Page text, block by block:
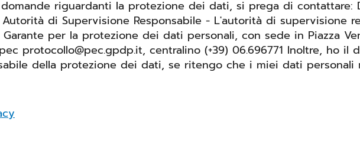
di Supervisione Responsabile - L'autorità di supervisione
per la protezione dei dati personali, con sede in Piazza
centralino (+39) 06.696771 Inoltre, ho il diritto di sporgere
della protezione dei dati, se ritengo che i miei dati personali